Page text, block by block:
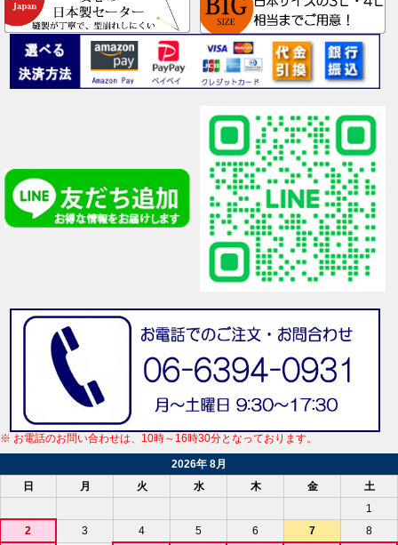
※ お電話のお問い合わせは、10時～16時30分となっております。
2026年 8月
日
月 火 水 木 金
土
1
2
3 4 5 6 7
8